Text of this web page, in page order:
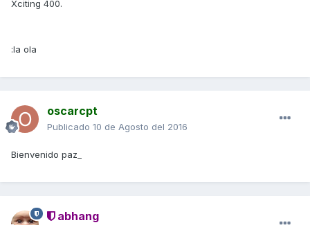
Xciting 400.
:la ola
oscarcpt
Publicado 10 de Agosto del 2016
Bienvenido paz_
abhang